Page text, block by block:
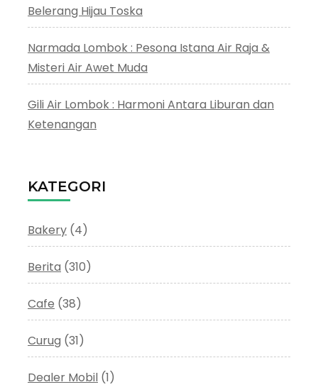
Belerang Hijau Toska
Narmada Lombok : Pesona Istana Air Raja &
Misteri Air Awet Muda
Gili Air Lombok : Harmoni Antara Liburan dan
Ketenangan
KATEGORI
Bakery (4)
Berita (310)
Cafe (38)
Curug (31)
Dealer Mobil (1)